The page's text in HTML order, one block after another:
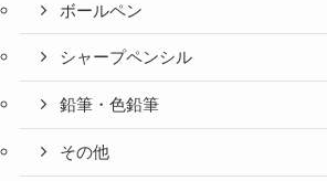
ボールペン
シャープペンシル
鉛筆・色鉛筆
その他